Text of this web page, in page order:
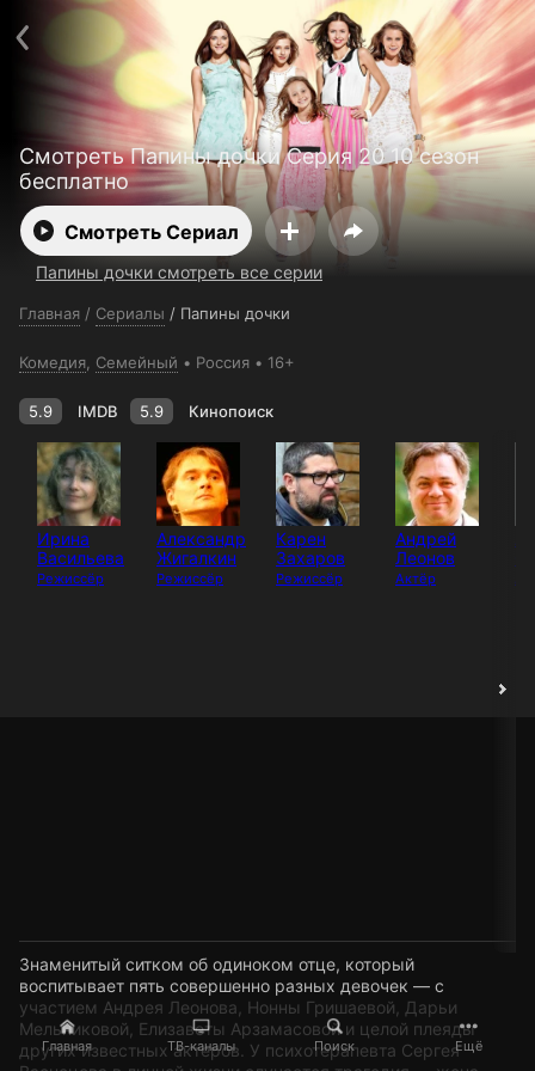
Главная ТВ-каналы Поиск Ещё
Смотреть Папины дочки Серия 20 10 сезон
бесплатно
Смотреть Сериал
Папины дочки смотреть все серии
Главная / Сериалы / Папины дочки
Комедия Семейный Россия 16+
5.9 IMDB 5.9 Кинопоиск
Ирина
Васильева
Режиссёр
Александр
Жигалкин
Режиссёр
Карен
Захаров
Режиссёр
Андрей
Леонов
Актёр
Знаменитый ситком об одиноком отце, который
воспитывает пять совершенно разных девочек — с
участием Андрея Леонова, Нонны Гришаевой, Дарьи
Мельниковой, Елизаветы Арзамасовой и целой плеяды
других известных актеров. У психотерапевта Сергея
support@24h.tv
О сервисе
Пользовательское соглашение
Политика конфиденциальности
Для партнёров
Открыть приложение
Ввести промокод
Установить на ТВ
Бесплатные каналы Контакты